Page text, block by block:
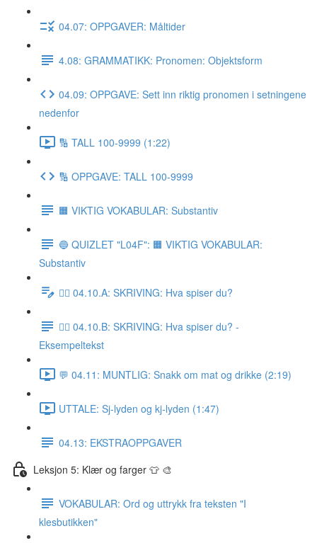
04.07: OPPGAVER: Måltider
4.08: GRAMMATIKK: Pronomen: Objektsform
04.09: OPPGAVE: Sett inn riktig pronomen i setningene
nedenfor
🔢 TALL 100-9999 (1:22)
🔢 OPPGAVE: TALL 100-9999
🟧 VIKTIG VOKABULAR: Substantiv
🔵 QUIZLET "L04F": 🟧 VIKTIG VOKABULAR:
Substantiv
✍🏼 04.10.A: SKRIVING: Hva spiser du?
✍🏼 04.10.B: SKRIVING: Hva spiser du? -
Eksempeltekst
💬 04.11: MUNTLIG: Snakk om mat og drikke (2:19)
UTTALE: Sj-lyden og kj-lyden (1:47)
04.13: EKSTRAOPPGAVER
Leksjon 5: Klær og farger 👕 🎨
VOKABULAR: Ord og uttrykk fra teksten "I
klesbutikken"